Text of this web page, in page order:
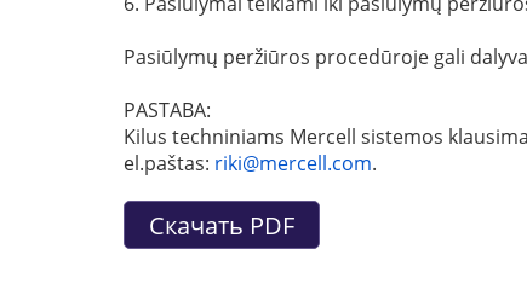
Pasiūlymų peržiūros procedūroje gali
PASTABA:
Kilus techniniams Mercell sistemos
el.paštas: riki@mercell.com.